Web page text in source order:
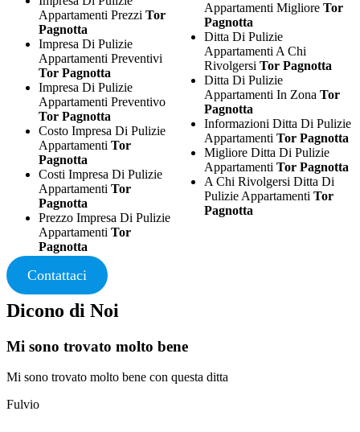
Appartamenti Prezzi Tor
Pagnotta
Impresa Di Pulizie
Appartamenti Preventivi
Tor Pagnotta
Impresa Di Pulizie
Appartamenti Preventivo
Tor Pagnotta
Costo Impresa Di Pulizie
Appartamenti Tor
Pagnotta
Costi Impresa Di Pulizie
Appartamenti Tor
Pagnotta
Prezzo Impresa Di Pulizie
Appartamenti Tor
Pagnotta
Appartamenti MiglioreTor
Pagnotta
Ditta Di Pulizie
Appartamenti A Chi
RivolgersiTor Pagnotta
Ditta Di Pulizie
Appartamenti In ZonaTor
Pagnotta
Informazioni Ditta Di Pulizie
AppartamentiTor Pagnotta
Migliore Ditta Di Pulizie
AppartamentiTor Pagnotta
A Chi Rivolgersi Ditta Di
Pulizie AppartamentiTor
Pagnotta
Contattaci
Dicono di Noi
Mi sono trovato molto bene
Mi sono trovato molto bene con questa ditta
Fulvio